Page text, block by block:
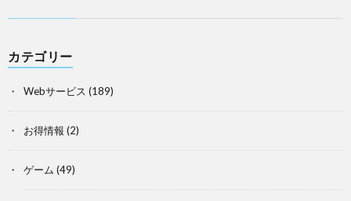
カテゴリー
Webサービス (189)
お得情報 (2)
ゲーム (49)